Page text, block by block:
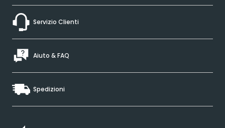
Servizio Clienti
Aiuto & FAQ
Spedizioni